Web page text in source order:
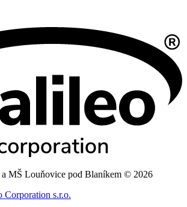
MŠ Louňovice pod Blaníkem © 2026
Corporation s.r.o.